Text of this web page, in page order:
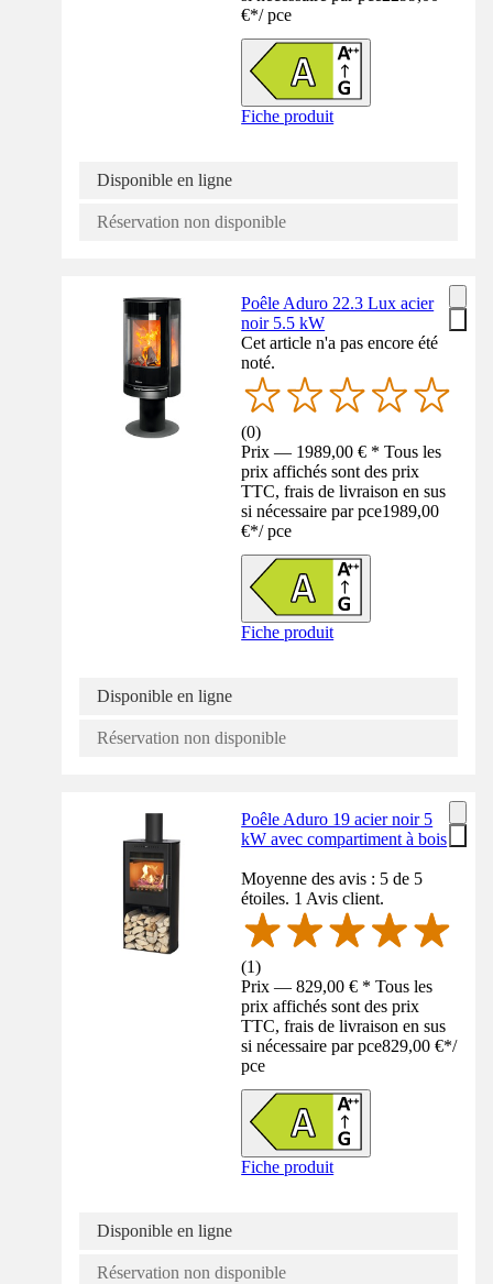
€*/ pce
Fiche produit
Disponible en ligne
Réservation non disponible
Poêle Aduro 22.3 Lux acier
noir 5.5 kW
Cet article n'a pas encore été
noté.
(0)
Prix — 1989,00 € * Tous les
prix affichés sont des prix
TTC, frais de livraison en sus
si nécessaire par pce1989,00
€*/ pce
Fiche produit
Disponible en ligne
Réservation non disponible
Poêle Aduro 19 acier noir 5
kW avec compartiment à bois
Moyenne des avis : 5 de 5
étoiles. 1 Avis client.
(1)
Prix — 829,00 € * Tous les
prix affichés sont des prix
TTC, frais de livraison en sus
si nécessaire par pce829,00 €*/
pce
Fiche produit
Disponible en ligne
Réservation non disponible